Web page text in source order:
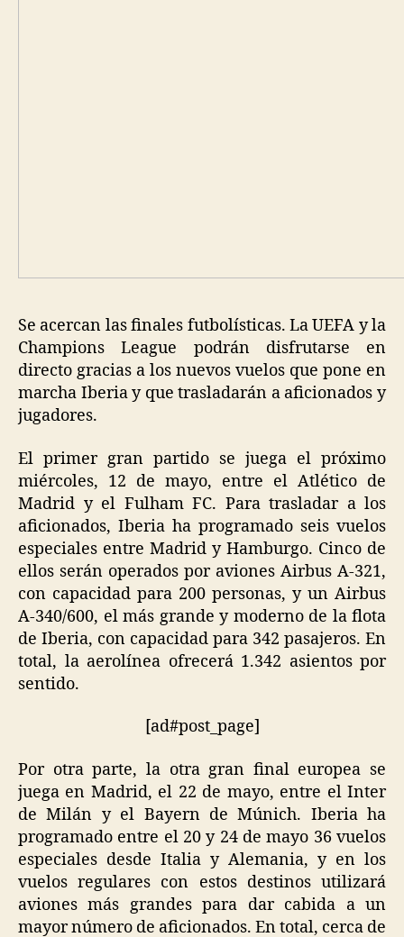
Se acercan las finales futbolísticas. La UEFA y la
Champions League podrán disfrutarse en
directo gracias a los nuevos vuelos que pone en
marcha Iberia y que trasladarán a aficionados y
jugadores.
El primer gran partido se juega el próximo
miércoles, 12 de mayo, entre el Atlético de
Madrid y el Fulham FC. Para trasladar a los
aficionados, Iberia ha programado seis vuelos
especiales entre Madrid y Hamburgo. Cinco de
ellos serán operados por aviones Airbus A-321,
con capacidad para 200 personas, y un Airbus
A-340/600, el más grande y moderno de la flota
de Iberia, con capacidad para 342 pasajeros. En
total, la aerolínea ofrecerá 1.342 asientos por
sentido.
[ad#post_page]
Por otra parte, la otra gran final europea se
juega en Madrid, el 22 de mayo, entre el Inter
de Milán y el Bayern de Múnich. Iberia ha
programado entre el 20 y 24 de mayo 36 vuelos
especiales desde Italia y Alemania, y en los
vuelos regulares con estos destinos utilizará
aviones más grandes para dar cabida a un
mayor número de aficionados. En total, cerca de